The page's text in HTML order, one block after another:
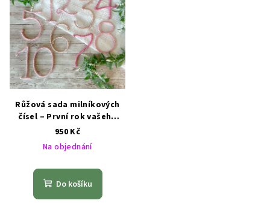
Růžová sada milníkových
čísel – První rok vašeho
miminka
950 Kč
Na objednání
Do košíku